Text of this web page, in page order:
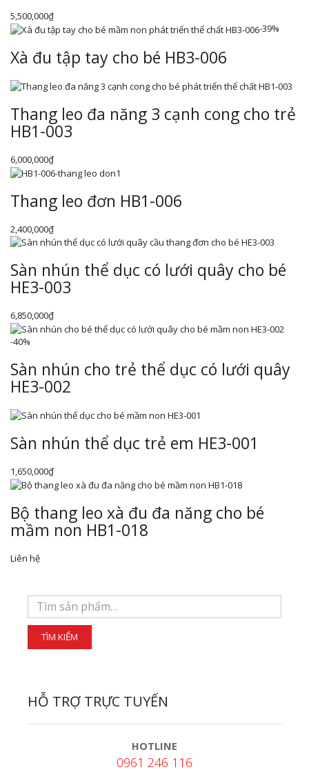
5,500,000₫
-39%
Xà đu tập tay cho bé HB3-006
Thang leo đa năng 3 cạnh cong cho trẻ
HB1-003
6,000,000₫
Thang leo đơn HB1-006
2,400,000₫
Sàn nhún thể dục có lưới quây cho bé
HE3-003
6,850,000₫
-40%
Sàn nhún cho trẻ thể dục có lưới quây
HE3-002
Sàn nhún thể dục trẻ em HE3-001
1,650,000₫
Bộ thang leo xà đu đa năng cho bé
mầm non HB1-018
Liên hệ
HỖ TRỢ TRỰC TUYẾN
HOTLINE
0961 246 116